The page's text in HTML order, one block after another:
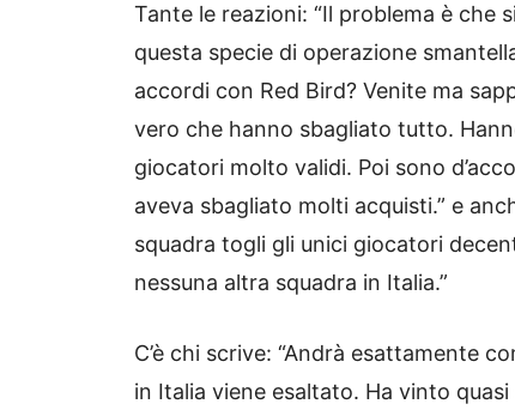
Tante le reazioni: “Il problema è che
questa specie di operazione
accordi con Red Bird? Venite ma
vero che hanno sbagliato tutto.
giocatori molto validi. Poi sono
aveva sbagliato molti acquisti.” e
squadra togli gli unici giocatori
nessuna altra squadra in Italia.”
C’è chi scrive: “Andrà esattamente
in Italia viene esaltato. Ha vinto